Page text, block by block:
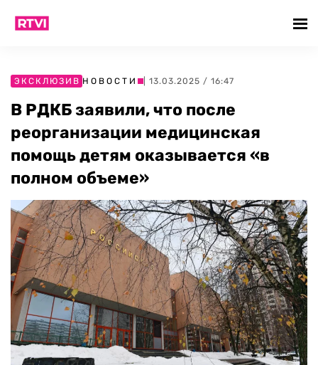
ЭКСКЛЮЗИВ НОВОСТИ | 13.03.2025 / 16:47
В РДКБ заявили, что после
реорганизации медицинская
помощь детям оказывается «в
полном объеме»